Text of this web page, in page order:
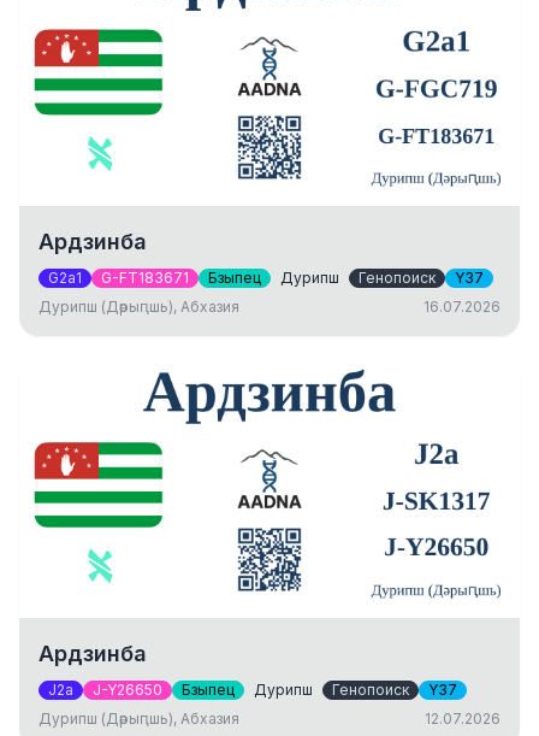
Ардзинба
G2a1 G-FT183671 Бзыпец Дурипш Генопоиск
Y37
Дурипш (Дәрыԥшь), Абхазия
16.07.2026
Ардзинба
J2a J-Y26650 Бзыпец Дурипш Генопоиск
Y37
Дурипш (Дәрыԥшь), Абхазия
12.07.2026